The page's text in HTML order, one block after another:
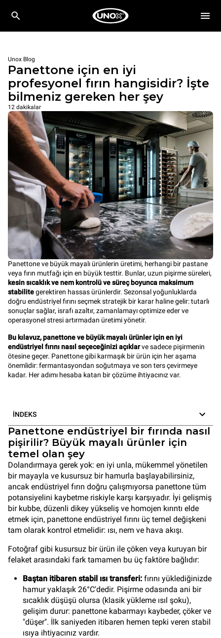
Unox Blog
Panettone için en iyi
profesyonel fırın hangisidir? İşte
bilmeniz gereken her şey
12 dakikalar
Panettone ve büyük mayalı ürünlerin üretimi, herhangi bir pastane
veya fırın mutfağı için en büyük testtir. Bunlar, uzun pişirme süreleri,
kesin sıcaklık ve nem kontrolü ve süreç boyunca maksimum
stabilitegerektiren hassas ürünlerdir. Sezonsal yoğunluklarda
doğru endüstriyel fırını seçmek stratejik bir karar haline gelir: tutarlı
sonuçlar sağlar, israfı azaltır, zamanlamayı optimize eder ve
operasyonel stresi artırmadan üretimi yönetir.
Bu kılavuz, panettone ve büyük mayalı ürünler için en iyi
endüstriyel fırını nasıl seçeceğinizi açıklarve sadece pişirmenin
ötesine geçer. Panettone gibi karmaşık bir ürün için her aşama
önemlidir: fermantasyondan soğutmaya ve son ters çevirmeye
kadar. Her adımı hesaba katan bir çözüme ihtiyacınız var.
İNDEKS
Panettone endüstriyel bir fırında nasıl
pişirilir? Büyük mayalı ürünler için
temel olan şey
Dolandırmaya gerek yok: en iyi unla, mükemmel yönetilen
bir mayayla ve kusursuz bir hamurla başlayabilirsiniz,
ancak endüstriyel fırın doğru çalışmıyorsa panettone tüm
potansiyelini kaybetme riskiyle karşı karşıyadır. İyi gelişmiş
bir kubbe, düzenli dikey yükseliş ve homojen kırıntı elde
etmek için, panettone endüstriyel fırını üç temel değişkeni
tam olarak kontrol etmelidir: ısı, nem ve hava akışı.
Fotoğraf gibi kusursuz bir ürün ile çöken veya kuruyan bir
felaket arasındaki fark tamamen bu üç faktöre bağlıdır:
Baştan itibaren stabil ısı transferi: fırını yüklediğinizde
hamur yaklaşık 26°C'dedir. Pişirme odasında ani bir
sıcaklık düşüşü olursa (klasik yükleme ısıl şoku),
gelişim durur: panettone kabarmayı kaybeder, çöker ve
"düşer". İlk saniyeden itibaren hemen tepki veren stabil
ısıya ihtiyacınız vardır.